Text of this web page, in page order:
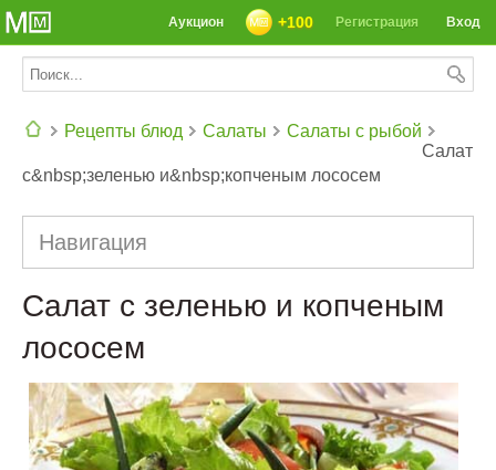
СЕГОДНЯ: 39142 РЕЦЕПТА
Вход
Регистрация
+100
Аукцион
Рецепты блюд Салаты
Салаты с рыбой
Салат
с&nbsp;зеленью и&nbsp;копченым лососем
Навигация
Салат с зеленью и копченым
лососем